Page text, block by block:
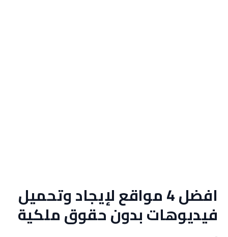
افضل 4 مواقع لإيجاد وتحميل
فيديوهات بدون حقوق ملكية